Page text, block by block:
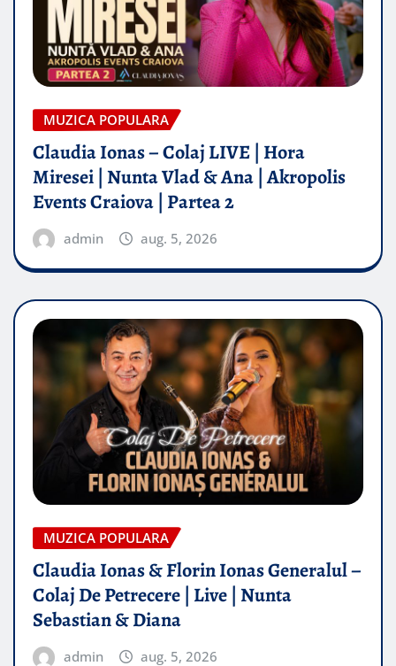
MUZICA POPULARA
Claudia Ionas – Colaj LIVE | Hora
Miresei | Nunta Vlad & Ana | Akropolis
Events Craiova | Partea 2
admin aug. 5, 2026
MUZICA POPULARA
Claudia Ionas & Florin Ionas Generalul –
Colaj De Petrecere | Live | Nunta
Sebastian & Diana
admin aug. 5, 2026